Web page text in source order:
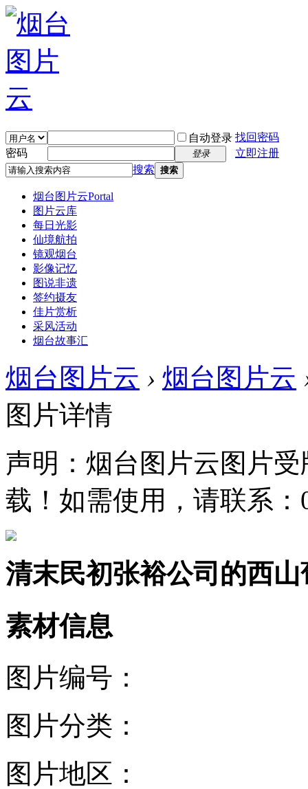
自动登录 找回密码
密码
登录
立即注册
搜索 搜索
烟台图片云Portal
图片云库
每日光影
仙境航拍
镜观烟台
影像记忆
图说非遗
签约摄友
佳片赏析
采风活动
烟台故事汇
烟台图片云 › 烟台图片云
图片详情
声明：烟台图片云图片
载！如需使用，请联系：
清末民初张裕公司的西山
素材信息
图片编号：
图片分类：
图片地区：